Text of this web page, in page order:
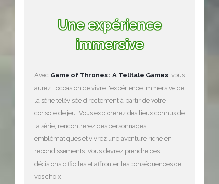
Une expérience
immersive
Avec Game of Thrones : A Telltale Games , vous
aurez l'occasion de vivre l'expérience immersive de
la série télévisée directement à partir de votre
console de jeu. Vous explorerez des lieux connus de
la série, rencontrerez des personnages
emblématiques et vivrez une aventure riche en
rebondissements. Vous devrez prendre des
décisions difficiles et affronter les conséquences de
vos choix.